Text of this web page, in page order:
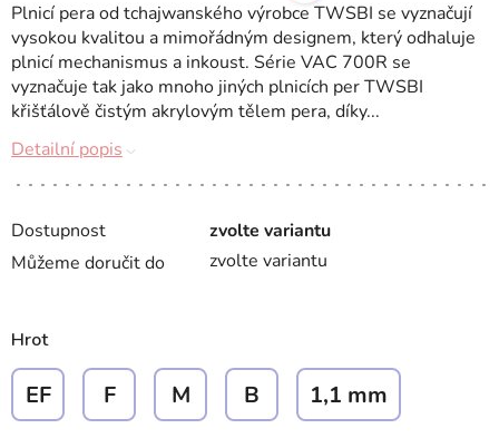
Dostupnost
zvolte variantu
Můžeme doručit do
zvolte variantu
Hrot
EF F M B 1,1 mm
Plnicí pera od tchajwanského výrobce TWSBI se vyznačují
vysokou kvalitou a mimořádným designem, který odhaluje
plnicí mechanismus a inkoust. Série VAC 700R se
vyznačuje tak jako mnoho jiných plnicích per TWSBI
křišťálově čistým akrylovým tělem pera, díky...
Detailní popis